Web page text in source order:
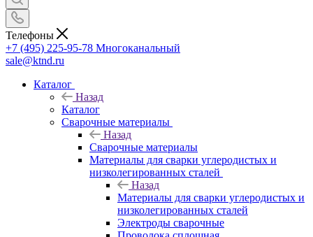
Телефоны
+7 (495) 225-95-78 Многоканальный
sale@ktnd.ru
Каталог
Назад
Каталог
Сварочные материалы
Назад
Сварочные материалы
Материалы для сварки углеродистых и
низколегированных сталей
Назад
Материалы для сварки углеродистых и
низколегированных сталей
Электроды сварочные